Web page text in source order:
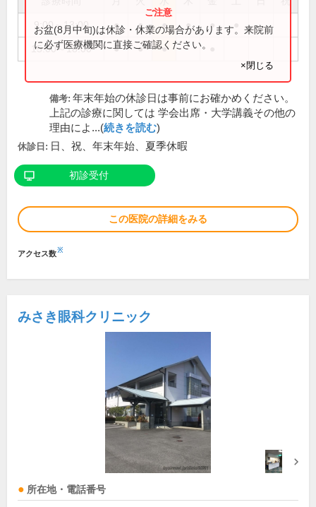
9:00～13:00 ● ● ● ● ●
15:00～18:00 ● ● ●
お盆(8月中旬)は休診・休業の場合があります。来院前
に必ず医療機関に直接ご確認ください。
×閉じる
備考: 年末年始の休診日は事前にお確かめください。
上記の診療に関しては 学会出席・大学講義その他の
理由によ...(続きを読む)
休診日: 日、祝、年末年始、夏季休暇
初診受付
この医院の詳細をみる
アクセス数※
みさき眼科クリニック
所在地・電話番号